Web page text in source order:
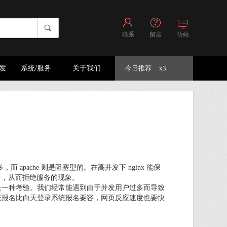
联系 留言 仿站
系统/服务 关于我们 今日推荐 x3
而 apache 则是阻塞型的。在高并发下 nginx 能保
从而拒绝服务的现象。
种考验。我们经常能遇到由于并发用户过多而导致
名比白天登录系统报名要容，网页反应速度也要快